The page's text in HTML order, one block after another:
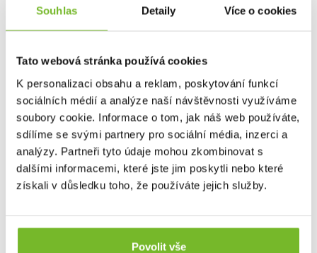
Souhlas Detaily Více o cookies
Tato webová stránka používá cookies
K personalizaci obsahu a reklam, poskytování funkcí
sociálních médií a analýze naší návštěvnosti využíváme
soubory cookie. Informace o tom, jak náš web používáte,
sdílíme se svými partnery pro sociální média, inzerci a
analýzy. Partneři tyto údaje mohou zkombinovat s
dalšími informacemi, které jste jim poskytli nebo které
získali v důsledku toho, že používáte jejich služby.
Povolit vše
Novinka
Multitool Leatherman Wave Alpha Cascadia +
Bitkit
Multitool Leatherman Wave AlphaLeatherman Wave